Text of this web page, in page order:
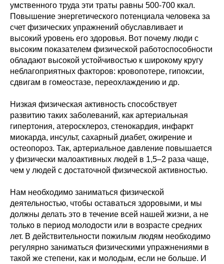
умственного труда эти траты равны 500-700 ккал.
Повышение энергетического потенциала человека за
счет физических упражнений обуславливает и
высокий уровень его здоровья. Вот почему люди с
высоким показателем физической работоспособности
обладают высокой устойчивостью к широкому кругу
неблагоприятных факторов: кровопотере, гипоксии,
сдвигам в гомеостазе, переохлаждению и др.
Низкая физическая активность способствует
развитию таких заболеваний, как артериальная
гипертония, атеросклероз, стенокардия, инфаркт
миокарда, инсульт, сахарный диабет, ожирение и
остеопороз. Так, артериальное давление повышается
у физически малоактивных людей в 1,5–2 раза чаще,
чем у людей с достаточной физической активностью.
Нам необходимо заниматься физической
деятельностью, чтобы оставаться здоровыми, и мы
должны делать это в течение всей нашей жизни, а не
только в период молодости или в возрасте средних
лет. В действительности пожилым людям необходимо
регулярно заниматься физическими упражнениями в
такой же степени, как и молодым, если не больше. И